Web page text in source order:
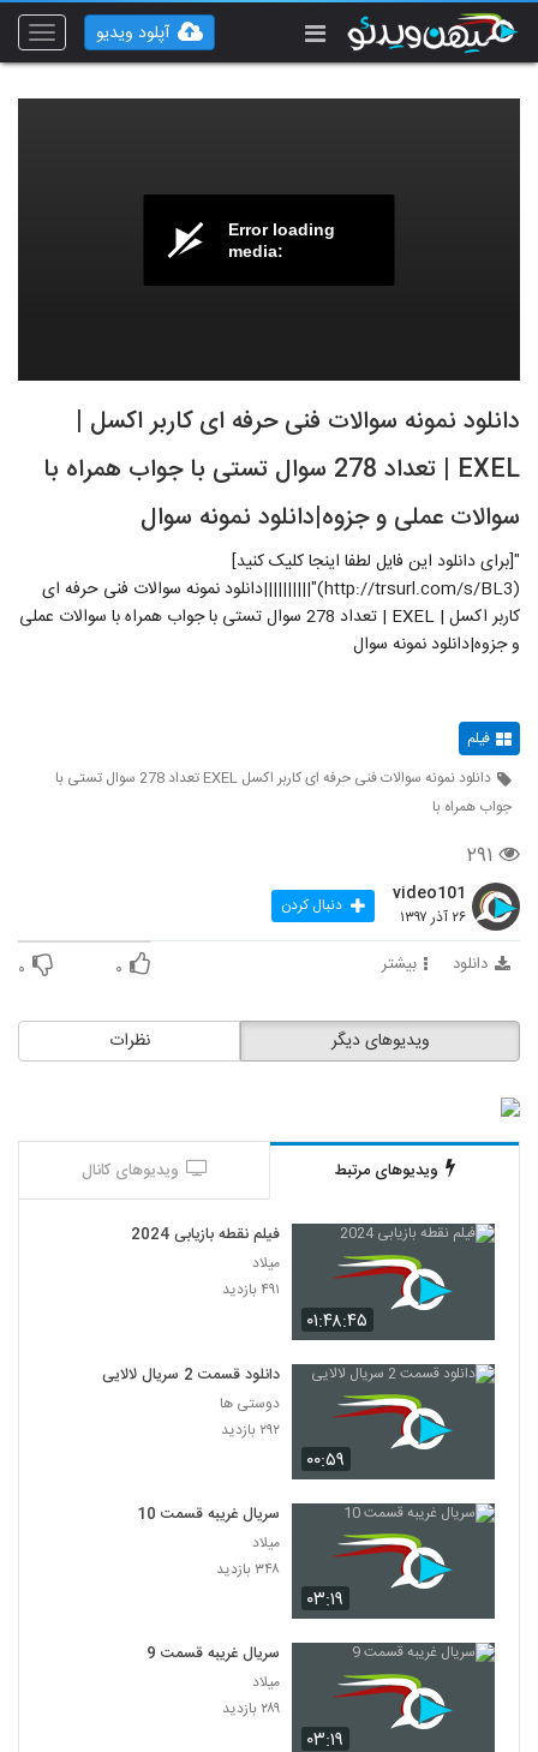
Toggle
آپلود ویدیو
Error loading
media:
دانلود نمونه سوالات فنی حرفه ای کاربر اکسل |
EXEL | تعداد 278 سوال تستی با جواب همراه با
سوالات عملی و جزوه|دانلود نمونه سوال
"[برای دانلود این فایل لطفا اینجا کلیک کنید]
(http://trsurl.com/s/BL3)"||||||||||دانلود نمونه سوالات فنی حرفه ای
کاربر اکسل | EXEL | تعداد 278 سوال تستی با جواب همراه با سوالات عملی
و جزوه|دانلود نمونه سوال
فیلم
دانلود نمونه سوالات فنی حرفه ای کاربر اکسل EXEL تعداد 278 سوال تستی با
جواب همراه با
۲۹۱
video101
۲۶ آذر ۱۳۹۷ دنبال کردن
دانلود بیشتر ۰ ۰
نظرات ویدیوهای دیگر
ویدیوهای مرتبط ویدیوهای کانال
۰۱:۴۸:۴۵
فیلم نقطه بازیابی 2024
میلاد
۴۹۱ بازدید
۰۰:۵۹
دانلود قسمت 2 سریال لالایی
دوستی ها
۲۹۲ بازدید
۰۳:۱۹
سریال غریبه قسمت 10
میلاد
۳۴۸ بازدید
۰۳:۱۹
سریال غریبه قسمت 9
میلاد
۲۸۹ بازدید